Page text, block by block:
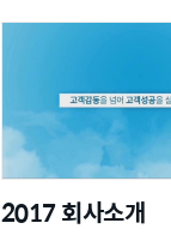
2017 회사소개